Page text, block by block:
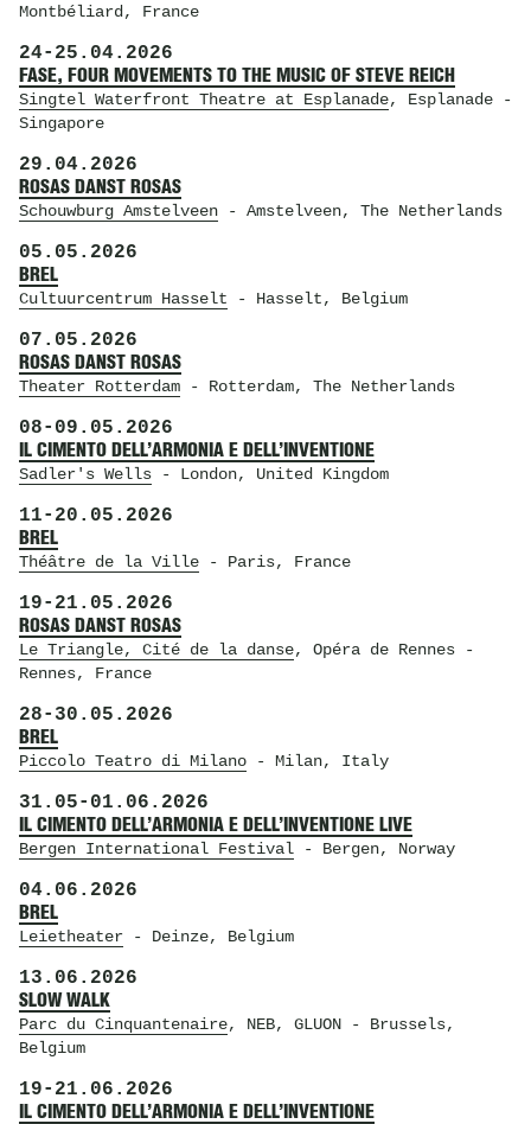
Montbéliard, France
24- 25.04.2026
FASE, FOUR MOVEMENTS TO THE MUSIC OF STEVE REICH
Singtel Waterfront Theatre at Esplanade, Esplanade-
Singapore
29.04.2026
ROSAS DANST ROSAS
Schouwburg Amstelveen- Amstelveen, The Netherlands
05.05.2026
BREL
Cultuurcentrum Hasselt - Hasselt, Belgium
07.05.2026
ROSAS DANST ROSAS
Theater Rotterdam- Rotterdam, The Netherlands
08- 09.05.2026
IL CIMENTO DELL’ARMONIA E DELL’INVENTIONE
Sadler's Wells- London, United Kingdom
11- 20.05.2026
BREL
Théâtre de la Ville- Paris, France
19- 21.05.2026
ROSAS DANST ROSAS
Le Triangle, Cité de la danse, Opéra de Rennes-
Rennes, France
28- 30.05.2026
BREL
Piccolo Teatro di Milano- Milan, Italy
31.05- 01.06.2026
IL CIMENTO DELL’ARMONIA E DELL’INVENTIONE LIVE
Bergen International Festival- Bergen, Norway
04.06.2026
BREL
Leietheater- Deinze, Belgium
13.06.2026
SLOW WALK
Parc du Cinquantenaire, NEB, GLUON- Brussels,
Belgium
19- 21.06.2026
IL CIMENTO DELL’ARMONIA E DELL’INVENTIONE